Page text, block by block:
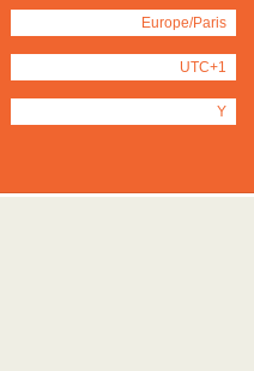
Europe/Paris
UTC+1
Y